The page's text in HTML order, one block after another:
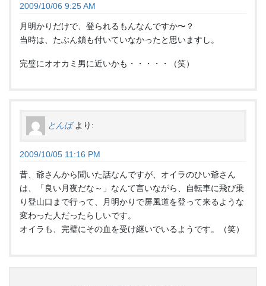
2009/10/06 9:25 AM
月明かりだけで、登られるもんなんですか〜？
当時は、たぶん鎖も付いていなかったと思いますし。
完璧にオオカミ男に近いかも・・・・・（笑）
とんば より:
2009/10/05 11:16 PM
昔、爺さんから聞いた話なんですが、オイラのひい爺さん
は、「良い月夜だな～」なんて言いながら、自転車に飛び乗
り登山口まで行って、月明かりで屏風道を登って来るような
変わった人だったらしいです。
オイラも、完璧にその血を受け継いでいるようです。（笑）